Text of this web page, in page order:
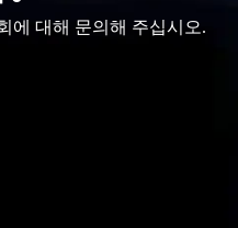
에 대해 문의해 주십시오.